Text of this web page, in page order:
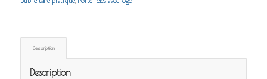
Description
Description